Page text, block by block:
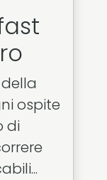
ospite
di